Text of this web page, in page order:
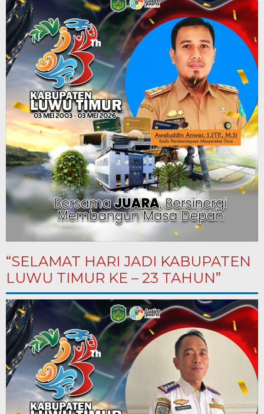
“SELAMAT HARI JADI KABUPATEN
LUWU TIMUR KE – 23 TAHUN”